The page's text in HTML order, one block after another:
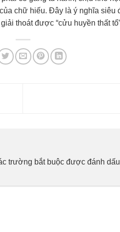
chữ hiếu. Đây là ý nghĩa siêu
thoát được “cửu huyền thất
trường bắt buộc được đánh dấu